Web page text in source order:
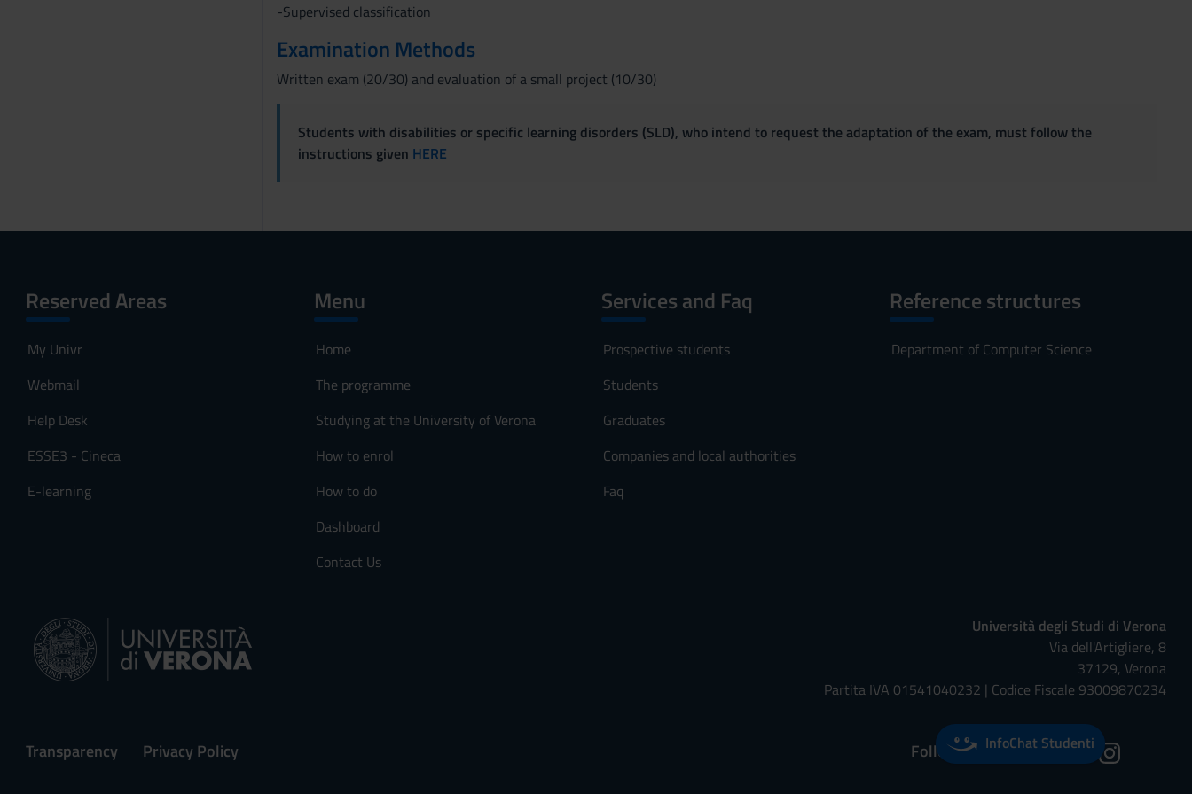
-Supervised classification
Examination Methods
Written exam (20/30) and evaluation of a small project (10/30)
Students with disabilities or specific learning disorders (SLD), who intend to request the adaptation of the exam, must follow the
instructions given HERE
Reserved Areas
My Univr
Webmail
Help Desk
ESSE3 - Cineca
E-learning
Menu
Home
The programme
Studying at the University of Verona
How to enrol
How to do
Dashboard
Contact Us
Services and Faq
Prospective students
Students
Graduates
Companies and local authorities
Faq
Reference structures
Department of Computer Science
Università degli Studi di Verona
Via dell'Artigliere, 8
37129, Verona
Partita IVA 01541040232 | Codice Fiscale 93009870234
Transparency Privacy Policy Follow us on:InfoChat Studenti